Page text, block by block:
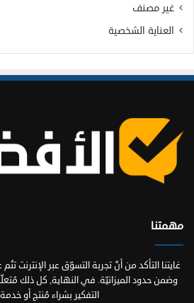
غير مصنف
العناية الشخصية
مهمتنا
غايتنا التأكد من أنّ تجربة التسوّق عبر الإنترنت
وضمن حدود الميزانيّة. في النهاية, كل ذلك
التفكير بشراء مُنتج أو